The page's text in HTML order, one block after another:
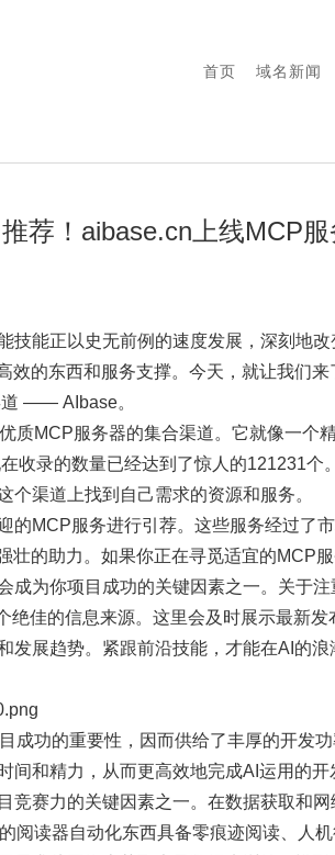
首页 域名新闻
荐！aibase.cn上线MCP
技能正以史无前例的速度发展，深刻地
效的东西和服务支撑。今天，就让我们
—— AIbase。
质MCP服务器的集合渠道。它就像一个
收录的数量已经达到了惊人的121231个
个渠道上找到自己需求的资源和服务。
的MCP服务进行引荐。这些服务经过了
壮的助力。如果你正在寻觅适宜的MCP
成为你项目成功的关键因素之一。关于
绝佳的信息来源。这里会及时展示最新
发展趋势。紧跟前沿技能，才能在AI的
成功的重要性，因而供给了丰厚的开发
间和精力，从而更高效地完成AI运用的
竞赛力的关键因素之一。在数据获取和
阅读器自动化东西具备零痕迹阅读、人